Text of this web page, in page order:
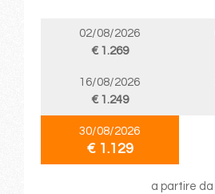
02/08/2026
€ 1.269
16/08/2026
€ 1.249
30/08/2026
€ 1.129
a partire da